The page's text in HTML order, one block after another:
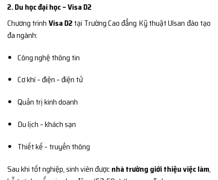
2. Du học đại học – Visa D2
Chương trình Visa D2tại Trường Cao đẳng Kỹ thuật Ulsan đào tạo
đa ngành:
Công nghệ thông tin
Cơ khí – điện – điện tử
Quản trị kinh doanh
Du lịch – khách sạn
Thiết kế – truyền thông
Sau khi tốt nghiệp, sinh viên được nhà trường giới thiệu việc làm,